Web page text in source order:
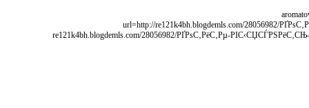
[url=http://re121k4bh.blogdemls.com/28056982/